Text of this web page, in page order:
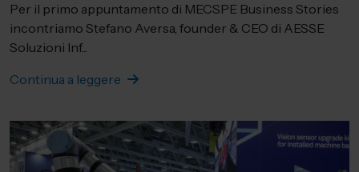
Per il primo appuntamento di MECSPE Business Stories
incontriamo Stefano Aversa, founder & CEO di AESSE
Soluzioni Inf...
Continua a leggere